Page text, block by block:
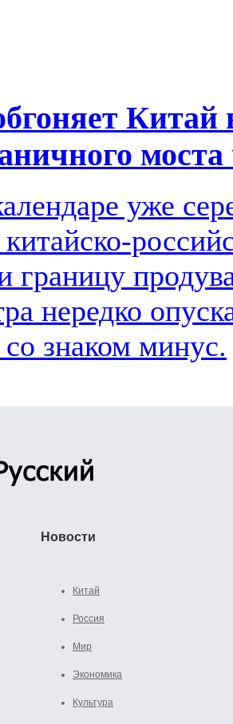
Китай
уже
границу
нередко
со знаком минус.
Новости
Китай
Россия
Мир
Экономика
Культура